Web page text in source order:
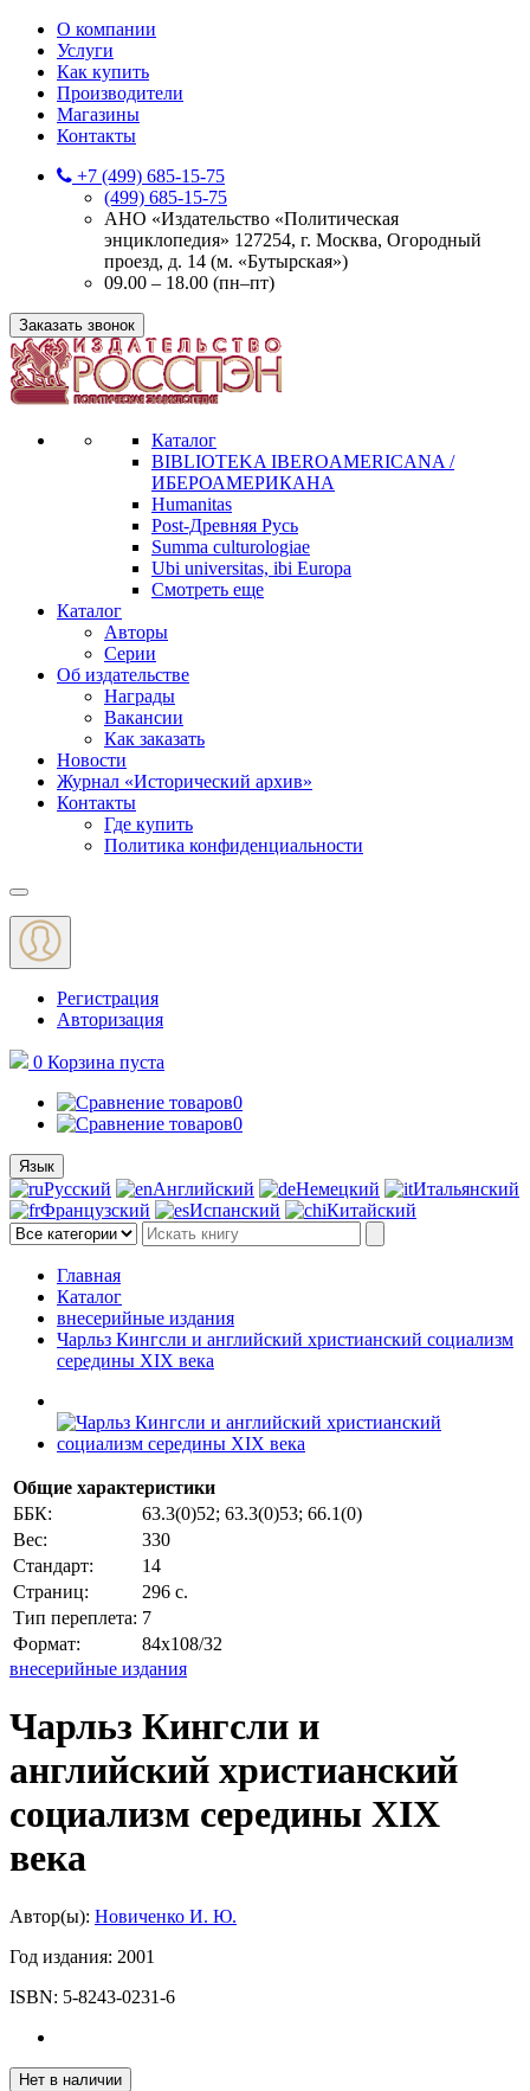
О компании
Услуги
Как купить
Производители
Магазины
Контакты
+7 (499) 685-15-75
(499) 685-15-75
АНО «Издательство «Политическая
энциклопедия» 127254, г. Москва, Огородный
проезд, д. 14 (м. «Бутырская»)
09.00 – 18.00 (пн–пт)
Заказать звонок
Каталог
BIBLIOTEKA IBEROAMERICANA /
ИБЕРОАМЕРИКАНА
Humanitas
Post-Древняя Русь
Summa culturologiae
Ubi universitas, ibi Europa
Смотреть еще
Каталог
Авторы
Серии
Об издательстве
Награды
Вакансии
Как заказать
Новости
Журнал «Исторический архив»‎
Контакты
Где купить
Политика конфиденциальности
Меню
Регистрация
Авторизация
0 Корзина пуста
0
0
Язык
Русский Английский Немецкий
Итальянский
Французский
Испанский Китайский
Главная
Каталог
внесерийные издания
Чарльз Кингсли и английский христианский социализм
середины XIX века
Общие характеристики
ББК:
63.3(0)52; 63.3(0)53; 66.1(0)
Вес:
330
Стандарт:
14
Страниц:
296 с.
Тип переплета: 7
Формат:
84х108/32
внесерийные издания
Чарльз Кингсли и
английский христианский
социализм середины XIX
века
Автор(ы): Новиченко И. Ю.
Год издания: 2001
ISBN: 5-8243-0231-6
Нет в наличии